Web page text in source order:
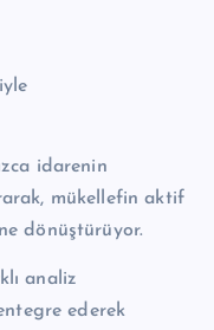
idarenin
mükellefin aktif
dönüştürüyor.
analiz
ederek